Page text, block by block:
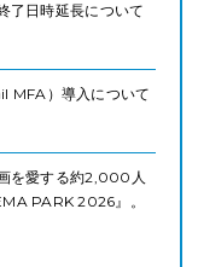
了日時延長について
MFA）導入について
を愛する約2,000人
PARK 2026』。